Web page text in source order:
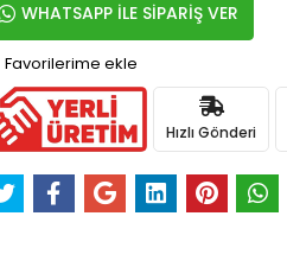
WHATSAPP İLE SİPARİŞ VER
Favorilerime ekle
Hızlı Gönderi